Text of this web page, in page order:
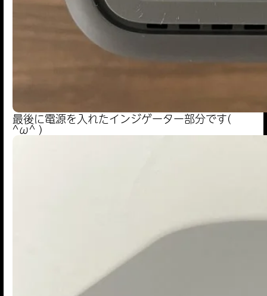
最後に電源を入れたインジゲーター部分です(
^ω^ )